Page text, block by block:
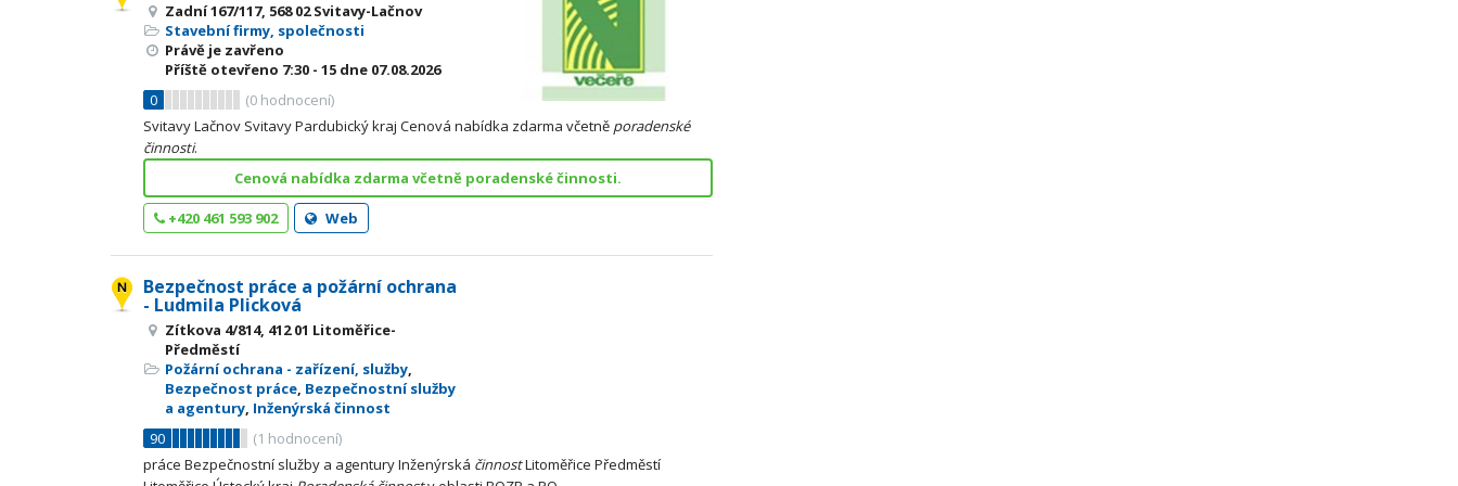
Zadní 167/117, 568 02 Svitavy-Lačnov
Stavební firmy, společnosti
Právě je zavřeno
Příště otevřeno 7:30 - 15 dne 07.08.2026
0
(0 hodnocení)
Svitavy Lačnov Svitavy Pardubický kraj Cenová nabídka zdarma včetně poradenské
činnosti.
Cenová nabídka zdarma včetně poradenské činnosti.
+420 461 593 902 Web
Bezpečnost práce a požární ochrana
- Ludmila Plicková
Zítkova 4/814, 412 01 Litoměřice-
Předměstí
Požární ochrana - zařízení, služby,
Bezpečnost práce, Bezpečnostní služby
a agentury, Inženýrská činnost
90
(1 hodnocení)
práce Bezpečnostní služby a agentury Inženýrská činnostLitoměřice Předměstí